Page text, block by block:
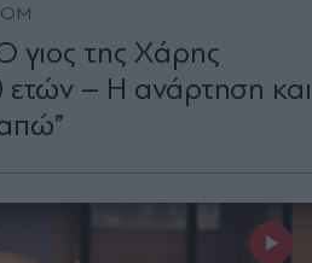
γιος της Χάρης
ετών – Η ανάρτηση και